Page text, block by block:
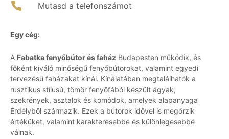
Mutasd a telefonszámot
Egy cég:
A Fabatka fenyőbútor és faház Budapesten működik, és
főként kiváló minőségű fenyőbútorokat, valamint egyedi
tervezésű faházakat kínál. Kínálatában megtalálhatók a
rusztikus stílusú, tömör fenyőfából készült ágyak,
szekrények, asztalok és komódok, amelyek alapanyaga
Erdélyből származik. Ezek a bútorok idővel is megőrzik
értéküket, valamint karakteresebbé és különlegesebbé
válnak.